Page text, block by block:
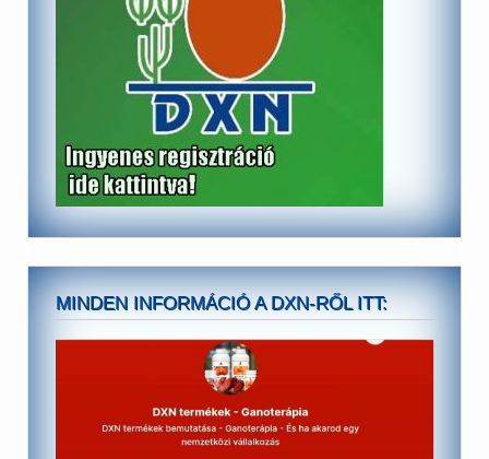
MINDEN INFORMÁCIÓ A DXN-RŐL ITT: